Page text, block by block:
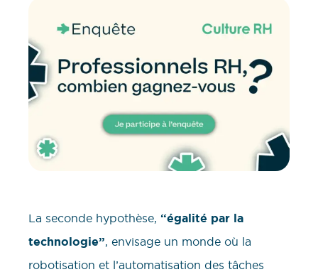
La seconde hypothèse, “égalité par la
technologie”, envisage un monde où la
robotisation et l’automatisation des tâches